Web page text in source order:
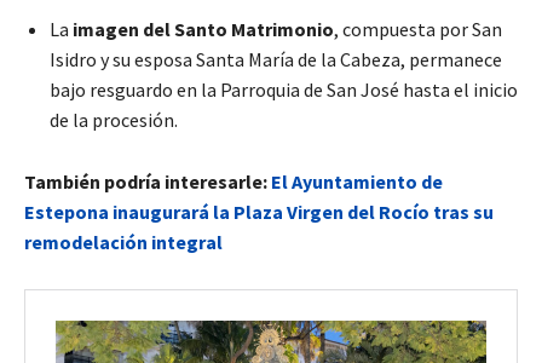
La imagen del Santo Matrimonio, compuesta por San
Isidro y su esposa Santa María de la Cabeza, permanece
bajo resguardo en la Parroquia de San José hasta el inicio
de la procesión.
También podría interesarle: El Ayuntamiento de
Estepona inaugurará la Plaza Virgen del Rocío tras su
remodelación integral